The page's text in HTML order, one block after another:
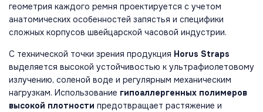
геометрия каждого ремня проектируется с учетом
анатомических особенностей запястья и специфики
сложных корпусов швейцарской часовой индустрии.
С технической точки зрения продукция Horus Straps
выделяется высокой устойчивостью к ультрафиолетовому
излучению, соленой воде и регулярным механическим
нагрузкам. Использование гипоаллергенных полимеров
высокой плотности предотвращает растяжение и